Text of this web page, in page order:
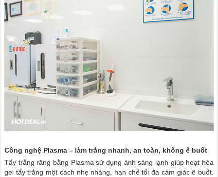
Công nghệ Plasma – làm trắng nhanh, an toàn, không ê buốt
Tẩy trắng răng bằng Plasma sử dụng ánh sáng lạnh giúp hoạt hóa
gel tẩy trắng một cách nhẹ nhàng, hạn chế tối đa cảm giác ê buốt.